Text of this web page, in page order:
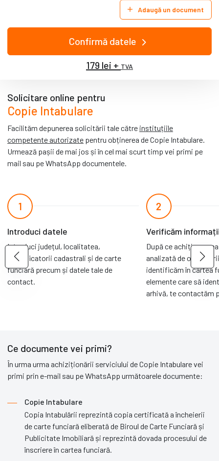
Adaugă un document
Confirmă datele
179 lei + TVA
Solicitare online pentru
Copie Intabulare
Facilităm depunerea solicitării tale către instituțiile
competente autorizate pentru obținerea de Copie Intabulare.
Urmează pașii de mai jos și în cel mai scurt timp vei primi pe
mail sau pe WhatsApp documentele.
1
Introduci datele
Introduci județul, localitatea,
identificatorii cadastrali și de carte
funciară precum și datele tale de
contact.
2
Verificăm
După ce achiți
analizată de
identificăm în cartea
elemente care să
arhivă, te contactăm
Ce documente vei primi?
În urma urma achiziționării serviciului de Copie Intabulare vei
primi prin e-mail sau pe WhatsApp următoarele documente:
Copie Intabulare
Copia Intabulării reprezintă copia certificată a încheierii
de carte funciară eliberată de Biroul de Carte Funciară și
Publicitate Imobiliară și reprezintă dovada procesului de
înscriere în cartea funciară.